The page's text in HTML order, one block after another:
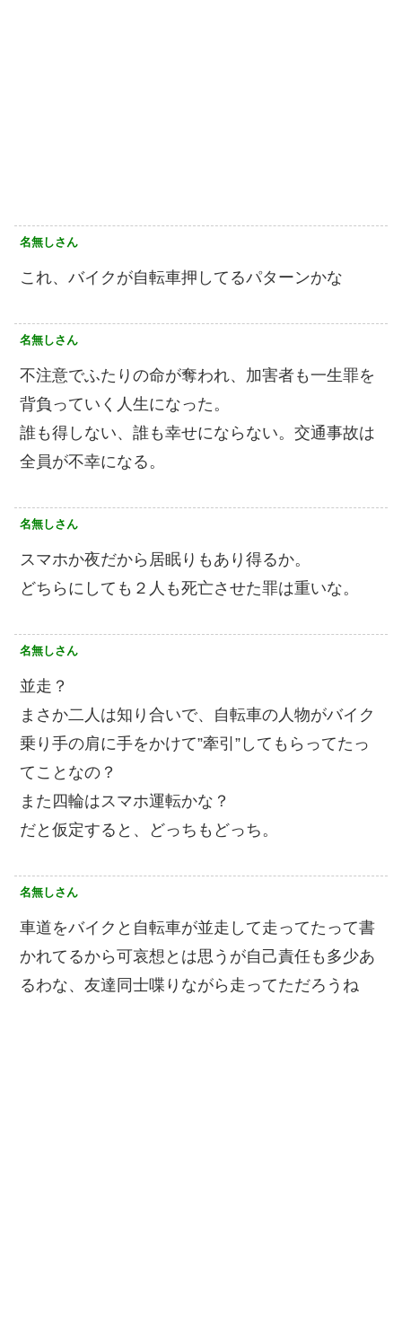
名無しさん
これ、バイクが自転車押してるパターンかな
名無しさん
不注意でふたりの命が奪われ、加害者も一生罪を
背負っていく人生になった。
誰も得しない、誰も幸せにならない。交通事故は
全員が不幸になる。
名無しさん
スマホか夜だから居眠りもあり得るか。
どちらにしても２人も死亡させた罪は重いな。
名無しさん
並走？
まさか二人は知り合いで、自転車の人物がバイク
乗り手の肩に手をかけて”牽引”してもらってたっ
てことなの？
また四輪はスマホ運転かな？
だと仮定すると、どっちもどっち。
名無しさん
車道をバイクと自転車が並走して走ってたって書
かれてるから可哀想とは思うが自己責任も多少あ
るわな、友達同士喋りながら走ってただろうね